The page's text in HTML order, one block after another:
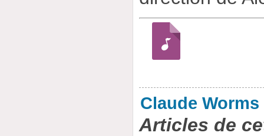
Claude Worms
Articles de